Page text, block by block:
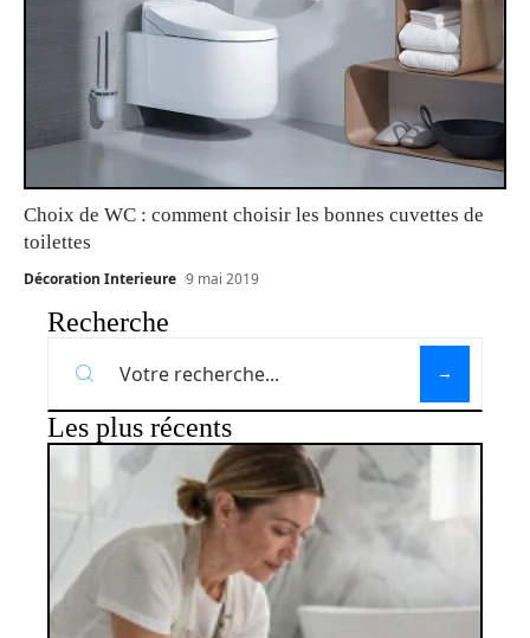
Choix de WC : comment choisir les bonnes cuvettes de
toilettes
Décoration Interieure 9 mai 2019
Recherche
Les plus récents